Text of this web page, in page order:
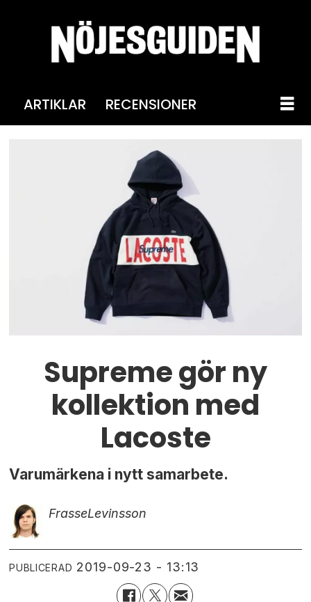
ARTIKLAR RECENSIONER
Supreme gör ny
kollektion med
Lacoste
Varumärkena i nytt samarbete.
FrasseLevinsson
PUBLICERAD 2019-09-23 - 13:13